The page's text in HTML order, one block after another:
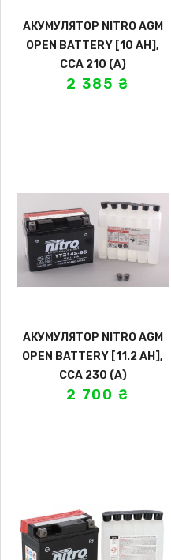
АКУМУЛЯТОР NITRO AGM
OPEN BATTERY [10 AH],
CCA 210 (A)
2 385 ₴
АКУМУЛЯТОР NITRO AGM
OPEN BATTERY [11.2 AH],
CCA 230 (A)
2 700 ₴